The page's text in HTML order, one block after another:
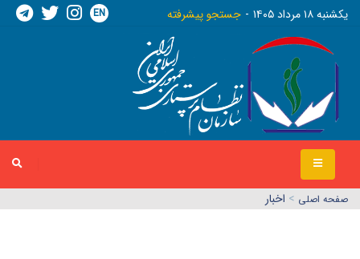
يکشنبه ١٨ مرداد ١٤٠٥ جستجو پیشرفته EN
صفحه اصلي > اخبار